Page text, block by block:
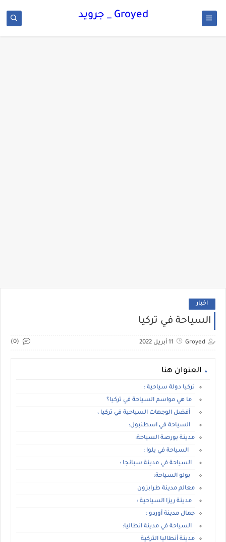
Groyed _ جرويد
اخبار
السياحة في تركيا
Groyed 11 أبريل 2022 (0)
العنوان هنا
تركيا دولة سياحية :
ما هي مواسم السياحة في تركيا؟
أفضل الوجهات السياحية في تركيا ،
السياحة في اسطنبول:
مدينة بورصة السياحة:
السياحة في يلوا :
السياحة في مدينة سبانجا :
بولو السياحة:
معالم مدينة طرابزون
مدينة ريزا السياحية :
جمال مدينة أوردو :
السياحة في مدينة انطاليا:
مدينة أنطاليا التركية